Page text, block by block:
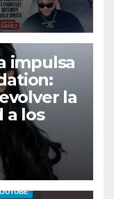
impulsa
la
a los